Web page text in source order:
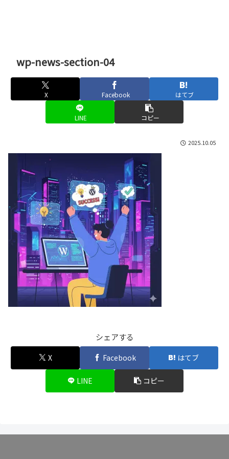
wp-news-section-04
X Facebook はてブ
LINE コピー
2025.10.05
シェアする
X Facebook はてブ
LINE コピー